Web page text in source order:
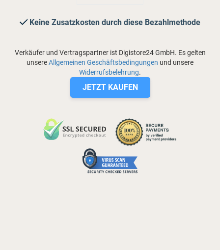
Keine Zusatzkosten durch diese Bezahlmethode
Verkäufer und Vertragspartner ist Digistore24 GmbH. Es gelten
unsereAllgemeinen Geschäftsbedingungen und unsere
Widerrufsbelehrung.
JETZT KAUFEN